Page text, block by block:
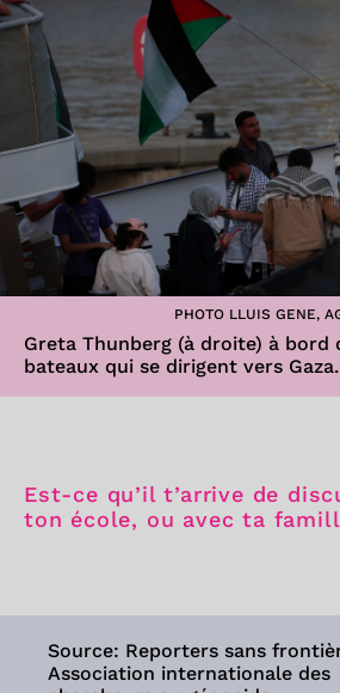
PHOTO LLUIS GENE,
Greta Thunberg (à droite) à bord
bateaux qui se dirigent vers Gaza.
Est-ce qu’il t’arrive de
ton école, ou avec ta
Source: Reporters sans
Association internationale des